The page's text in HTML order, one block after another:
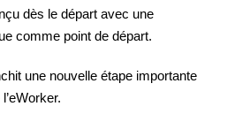
dès le départ avec une
comme point de départ.
une nouvelle étape importante